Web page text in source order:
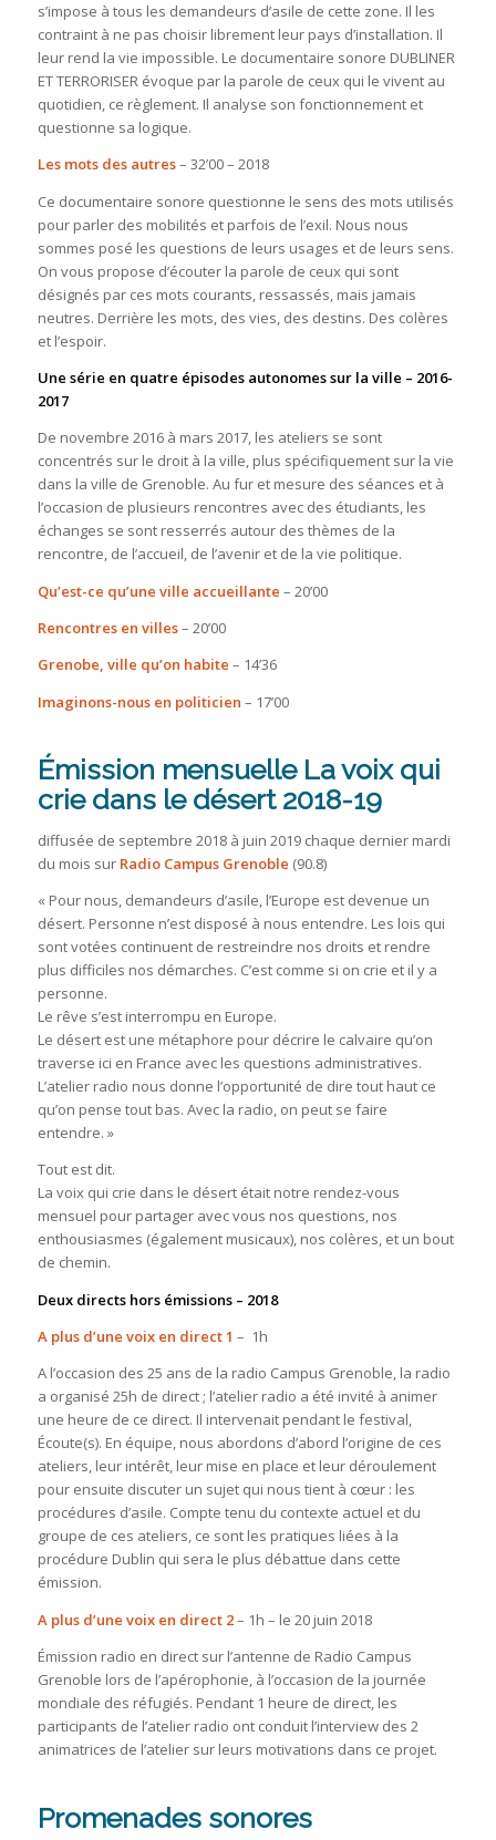
s’impose à tous les demandeurs d’asile de cette zone. Il les
contraint à ne pas choisir librement leur pays d’installation. Il
leur rend la vie impossible. Le documentaire sonore DUBLINER
ET TERRORISER évoque par la parole de ceux qui le vivent au
quotidien, ce règlement. Il analyse son fonctionnement et
questionne sa logique.
Les mots des autres– 32’00 – 2018
Ce documentaire sonore questionne le sens des mots utilisés
pour parler des mobilités et parfois de l’exil. Nous nous
sommes posé les questions de leurs usages et de leurs sens.
On vous propose d’écouter la parole de ceux qui sont
désignés par ces mots courants, ressassés, mais jamais
neutres. Derrière les mots, des vies, des destins. Des colères
et l’espoir.
Une série en quatre épisodes autonomes sur la ville – 2016-
2017
De novembre 2016 à mars 2017, les ateliers se sont
concentrés sur le droit à la ville, plus spécifiquement sur la vie
dans la ville de Grenoble. Au fur et mesure des séances et à
l’occasion de plusieurs rencontres avec des étudiants, les
échanges se sont resserrés autour des thèmes de la
rencontre, de l’accueil, de l’avenir et de la vie politique.
Qu’est-ce qu’une ville accueillante – 20’00
Rencontres en villes– 20’00
Grenobe, ville qu’on habite – 14’36
Imaginons-nous en politicien – 17’00
Émission mensuelle La voix qui
crie dans le désert 2018-19
diffusée de septembre 2018 à juin 2019 chaque dernier mardi
du mois sur Radio Campus Grenoble (90.8)
« Pour nous, demandeurs d’asile, l’Europe est devenue un
désert. Personne n’est disposé à nous entendre. Les lois qui
sont votées continuent de restreindre nos droits et rendre
plus difficiles nos démarches. C’est comme si on crie et il y a
personne.
Le rêve s’est interrompu en Europe.
Le désert est une métaphore pour décrire le calvaire qu’on
traverse ici en France avec les questions administratives.
L’atelier radio nous donne l’opportunité de dire tout haut ce
qu’on pense tout bas. Avec la radio, on peut se faire
entendre. »
Tout est dit.
La voix qui crie dans le désert était notre rendez-vous
mensuel pour partager avec vous nos questions, nos
enthousiasmes (également musicaux), nos colères, et un bout
de chemin.
Deux directs hors émissions – 2018
A plus d’une voix en direct 1 – 1h
A l’occasion des 25 ans de la radio Campus Grenoble, la radio
a organisé 25h de direct ; l’atelier radio a été invité à animer
une heure de ce direct. Il intervenait pendant le festival,
Écoute(s). En équipe, nous abordons d’abord l’origine de ces
ateliers, leur intérêt, leur mise en place et leur déroulement
pour ensuite discuter un sujet qui nous tient à cœur : les
procédures d’asile. Compte tenu du contexte actuel et du
groupe de ces ateliers, ce sont les pratiques liées à la
procédure Dublin qui sera le plus débattue dans cette
émission.
A plus d’une voix en direct 2– 1h – le 20 juin 2018
Émission radio en direct sur l’antenne de Radio Campus
Grenoble lors de l’apérophonie, à l’occasion de la journée
mondiale des réfugiés. Pendant 1 heure de direct, les
participants de l’atelier radio ont conduit l’interview des 2
animatrices de l’atelier sur leurs motivations dans ce projet.
Promenades sonores